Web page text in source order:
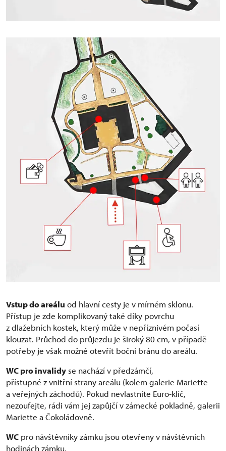
Vstup do areálu od hlavní cesty je v mírném sklonu.
Přístup je zde komplikovaný také díky povrchu
z dlažebních kostek, který může v nepříznivém počasí
klouzat. Průchod do průjezdu je široký 80 cm, v případě
potřeby je však možné otevřít boční bránu do areálu.
WC pro invalidy se nachází v předzámčí,
přístupné z vnitřní strany areálu (kolem galerie Mariette
a veřejných záchodů). Pokud nevlastníte Euro-klíč,
nezoufejte, rádi vám jej zapůjčí v zámecké pokladně, galerii
Mariette a Čokoládovně.
WC pro návštěvníky zámku jsou otevřeny v návštěvních
hodinách zámku.